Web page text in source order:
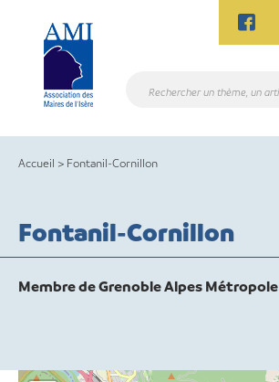
content
Rechercher
article,
Accueil > Fontanil-Cornillon
Fontanil-Cornillon
Membre de Grenoble Alpes Métropole